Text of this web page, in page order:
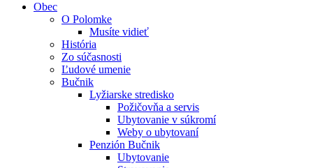
Obec
O Polomke
Musíte vidieť
História
Zo súčasnosti
Ľudové umenie
Bučnik
Lyžiarske stredisko
Požičovňa a servis
Ubytovanie v súkromí
Weby o ubytovaní
Penzión Bučnik
Ubytovanie